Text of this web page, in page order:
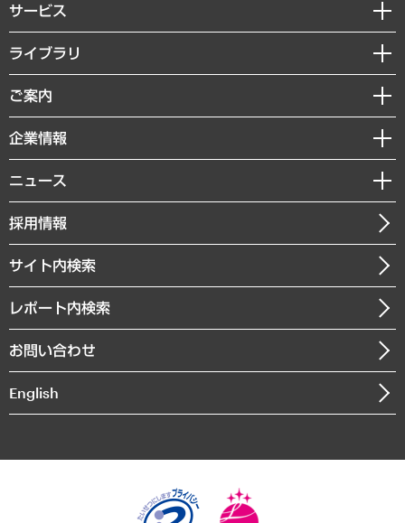
サービス
経営戦略
組織・人事戦略
デジタルイノベーション
共生・ダイバーシティ
GRC（ガバナンス・リスク・コンプライアンス）・防災（政策）
経済・産業・雇用・労働
まちづくり・観光・交通・スポーツ・スマートシティ
自然資源・農林水産業・食料システム
ライブラリ
経済調査
レポート
コラム
経営用語集
受託・受注実績（官公庁関連）
メディア掲載・出演
ご案内
セミナー・イベント情報
MUFGビジネスセミナー
受託案件情報
企業情報
私たちの想い
社長メッセージ
会社概要
沿革
組織図・本部部室紹介
インドネシア現地法人
個人情報保護方針
ニュース
ニュースリリース
お知らせ
採用情報
サイト内検索
レポート内検索
お問い合わせ
English